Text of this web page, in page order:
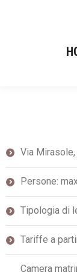
Via
Persone:
Tipologia di
Tariffe a
Camera